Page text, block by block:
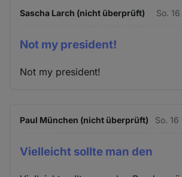
Sascha Larch (nicht überprüft) So.
Not my president!
Not my president!
Paul München (nicht überprüft) So.
Vielleicht sollte man den